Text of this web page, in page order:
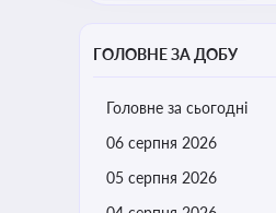
ГОЛОВНЕ ЗА ДОБУ
Головне за сьогодні
06 серпня 2026
05 серпня 2026